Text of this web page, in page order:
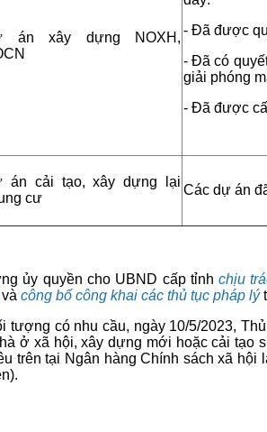
án xây dựng NOXH, - Đã được
- Đã có
giải phóng
- Đã được
án cải tạo, xây dựng lại
cư
Các dự án
ủy quyền cho UBND cấp tỉnhchịu
và công bố công khai các thủ tục pháp lý
có nhu cầu, ngày 10/5/2023,
ở xã hội, xây dựng mới hoặc cải
trên tại Ngân hàng Chính sách xã hội